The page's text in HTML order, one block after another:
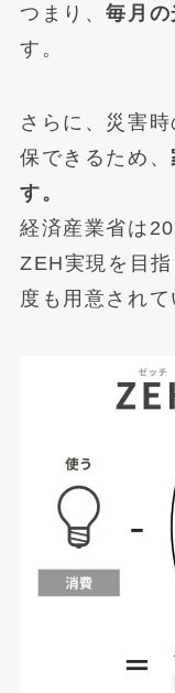
つまり、毎月の
す。
さらに、災害
保できるため、
す。
経済産業省は
ZEH実現を目
度も用意されて